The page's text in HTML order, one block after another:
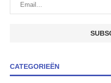
CATEGORIEËN